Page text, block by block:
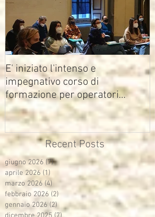
E' iniziato l'intenso e
impegnativo corso di
formazione per operatori
multimediali Avisco
Recent Posts
giugno 2026 (7)7 post
aprile 2026 (1)
marzo 2026 (4) 4 post
febbraio 2026 (2) 2 post
gennaio 2026 (2)2 post